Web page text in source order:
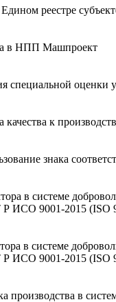
реестре
в НПП Машпроект
специальной
к
знака
в системе
Р ИСО 9001-2015 (ISO
в системе
Р ИСО 9001-2015 (ISO
производства в